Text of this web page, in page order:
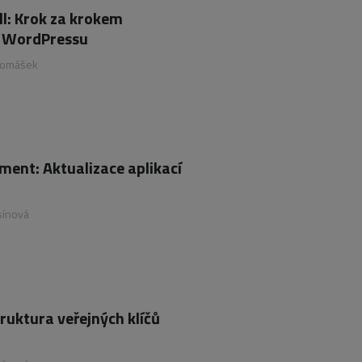
Krok za krokem
Aktualizace aplikací
veřejných klíčů